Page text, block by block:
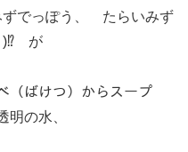
でっぽう、 たらいみず
)⁉ が
ばけつ）からスープ
の水、